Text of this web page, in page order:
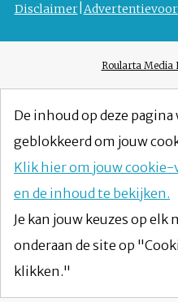
Disclaimer
Roularta
De inhoud op deze
geblokkeerd om jouw
Klik hier om jouw cookie-
en de inhoud te bekijken.
Je kan jouw keuzes op
onderaan de site op
klikken."